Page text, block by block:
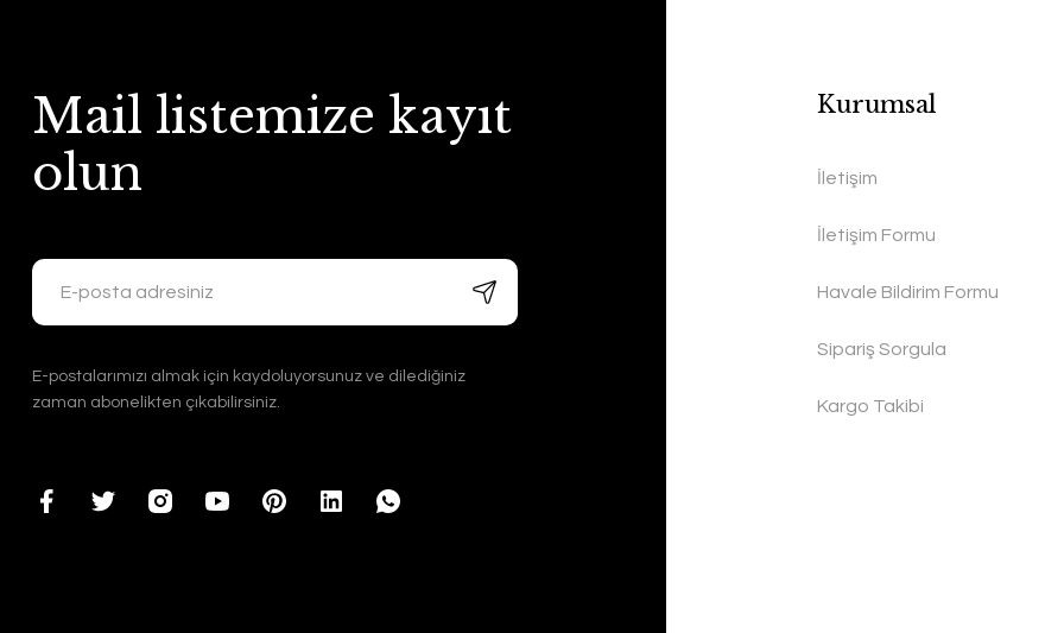
Mail listemize kayıt
olun
E-postalarımızı almak için kaydoluyorsunuz ve dilediğiniz
zaman abonelikten çıkabilirsiniz.
Kurumsal
İletişim
İletişim Formu
Havale Bildirim Formu
Sipariş Sorgula
Kargo Takibi